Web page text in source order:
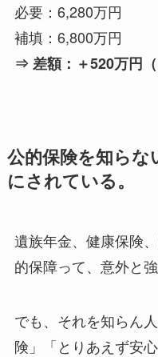
必要：6,280万円
補填：6,800万円
⇒ 差額：＋520万円（
公的保険を知ら
にされている。
遺族年金、健康保険
的保障って、意外と強
でも、それを知らん
険」「とりあえず安